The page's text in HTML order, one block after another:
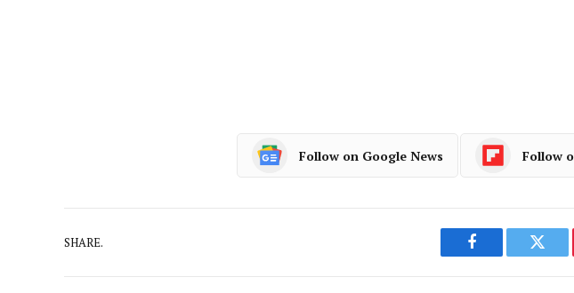
Follow on Google News Follow
SHARE.
Facebook